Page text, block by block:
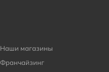
Наши магазины
Франчайзинг